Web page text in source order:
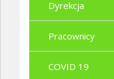
Dyrekcja
Pracownicy
COVID 19